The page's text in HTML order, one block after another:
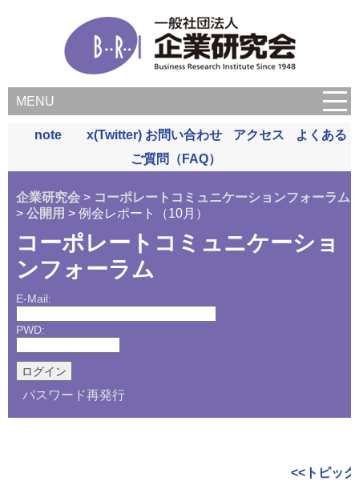
MENU
note x(Twitter) お問い合わせ アクセス
よくある
ご質問（FAQ）
企業研究会 > コーポレートコミュニケーションフォーラム
> 公開用 > 例会レポート（10月）
コーポレートコミュニケーショ
ンフォーラム
E-Mail:
PWD:
パスワード再発行
<<トピッ